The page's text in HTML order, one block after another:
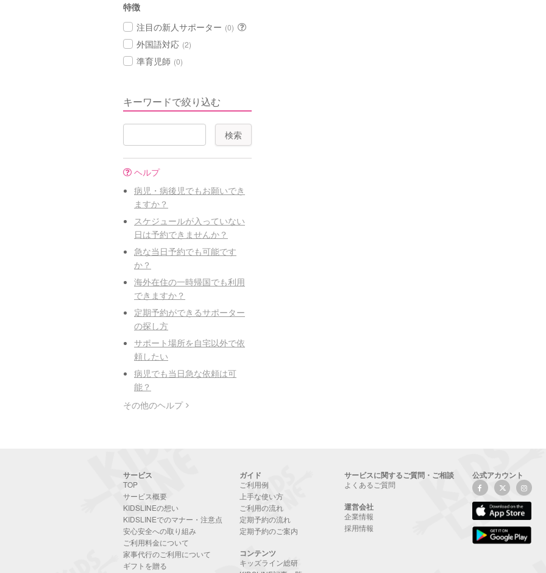
特徴
注目の新人サポーター (0)
外国語対応 (2)
準育児師 (0)
キーワードで絞り込む
ヘルプ
病児・病後児でもお願いでき
ますか？
スケジュールが入っていない
日は予約できませんか？
急な当日予約でも可能です
か？
海外在住の一時帰国でも利用
できますか？
定期予約ができるサポーター
の探し方
サポート場所を自宅以外で依
頼したい
病児でも当日急な依頼は可
能？
その他のヘルプ
サービス
TOP
サービス概要
KIDSLINEの想い
KIDSLINEでのマナー・注意点
安心安全への取り組み
ご利用料金について
家事代行のご利用について
ギフトを贈る
ガイド
ご利用例
上手な使い方
ご利用の流れ
定期予約の流れ
定期予約のご案内
コンテンツ
キッズライン総研
サービスに関するご質問・ご相談
よくあるご質問
運営会社
企業情報
採用情報
公式アカウント